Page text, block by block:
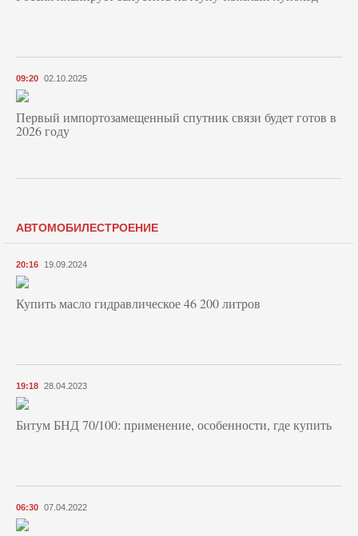
09:20 02.10.2025
Первый импортозамещенный спутник связи будет готов в
2026 году
АВТОМОБИЛЕСТРОЕНИЕ
20:16 19.09.2024
Купить масло гидравлическое 46 200 литров
19:18 28.04.2023
Битум БНД 70/100: применение, особенности, где купить
06:30 07.04.2022